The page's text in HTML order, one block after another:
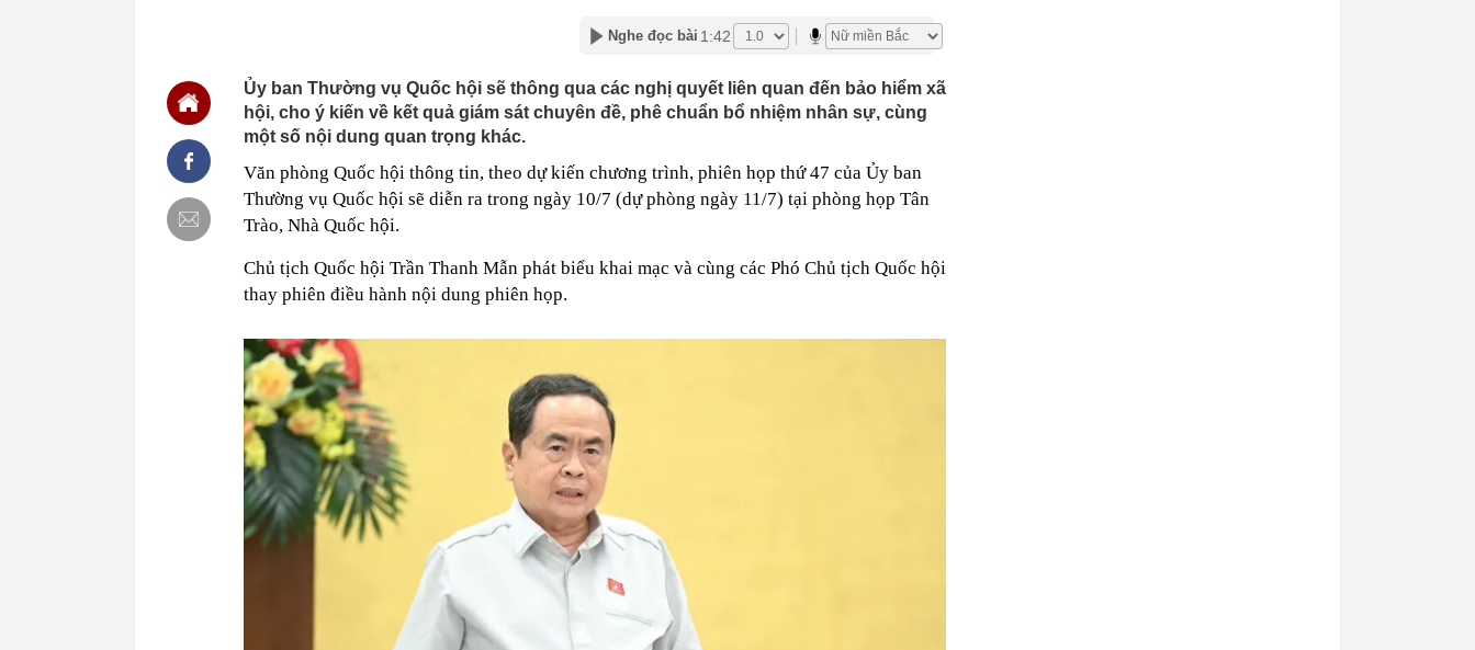
"Tình hình vô cùng phức tạp": Nga đổi chiến thuật, đánh vào "huyết
16:22
Honda PCX160 2027 trình làng với màn hình TFT và HSTC, đe dọa ngôi
vương của Yamaha NVX và Honda SH
16:18
Patrik Lê Giang là ai mà gây sốt khi vướng nghi vấn hẹn hò Á hậu Việt?
16:15
Một chủ tịch giữ lời, mua hết lượng cổ phiếu đã đăng ký
16:15
Tình hình hiện tại của tuyến cáp treo lên thẳng nơi được mệnh danh
"lạnh nhất Việt Nam": Khi nào đón khách?
16:13
16:12
Cổ phiếu DN nhà nước GVR, BCM, GAS... đồng loạt tăng trần: Điều gì
đã xảy ra?
16:07
Chủ tịch Hải Phát Invest "gom" thành công 10 triệu cổ phiếu HPX
Nghe đọc bài 1:42
Ủy ban Thường vụ Quốc hội sẽ thông qua các nghị quyết liên quan đến bảo hiểm xã
hội, cho ý kiến về kết quả giám sát chuyên đề, phê chuẩn bổ nhiệm nhân sự, cùng
một số nội dung quan trọng khác.
Văn phòng Quốc hội thông tin, theo dự kiến chương trình, phiên họp thứ 47 của Ủy ban
Thường vụ Quốc hội sẽ diễn ra trong ngày 10/7 (dự phòng ngày 11/7) tại phòng họp Tân
Trào, Nhà Quốc hội.
Chủ tịch Quốc hội Trần Thanh Mẫn phát biểu khai mạc và cùng các Phó Chủ tịch Quốc hội
thay phiên điều hành nội dung phiên họp.